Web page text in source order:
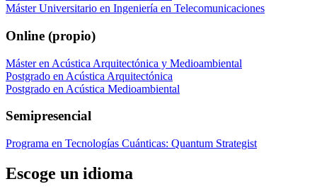
Máster Universitario en Ingeniería en Telecomunicaciones
Online (propio)
Máster en Acústica Arquitectónica y Medioambiental
Postgrado en Acústica Arquitectónica
Postgrado en Acústica Medioambiental
Semipresencial
Programa en Tecnologías Cuánticas: Quantum Strategist
Escoge un idioma